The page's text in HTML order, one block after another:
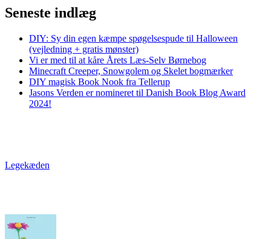
Seneste indlæg
DIY: Sy din egen kæmpe spøgelsespude til Halloween
(vejledning + gratis mønster)
Vi er med til at kåre Årets Læs-Selv Børnebog
Minecraft Creeper, Snowgolem og Skelet bogmærker
DIY magisk Book Nook fra Tellerup
Jasons Verden er nomineret til Danish Book Blog Award
2024!
Legekæden